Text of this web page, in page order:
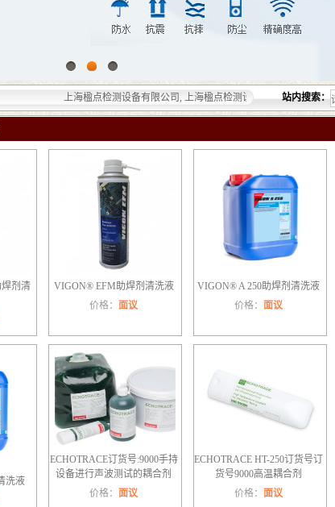
上海楹点检测设备有限公司, 上海楹点检测设备有限公司提供的无
站内搜索：
剂清
VIGON® EFM助焊剂清洗液
价格： 面议
VIGON® A 250助焊剂清洗液
价格： 面议
洗液
ECHOTRACE订货号:9000手持
设备进行声波测试的耦合剂
价格： 面议
ECHOTRACE HT-250订货号订
货号9000高温耦合剂
价格： 面议